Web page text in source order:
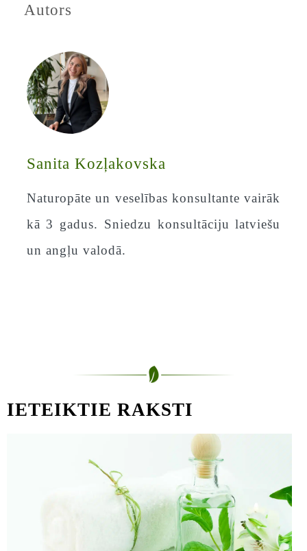
Autors
Sanita Kozļakovska
Naturopāte un veselības konsultante vairāk
kā 3 gadus. Sniedzu konsultāciju latviešu
un angļu valodā.
IETEIKTIE RAKSTI